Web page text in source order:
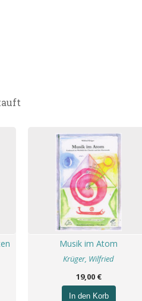
Musik im Atom
Krüger, Wilfried
19,00 €
In den Korb